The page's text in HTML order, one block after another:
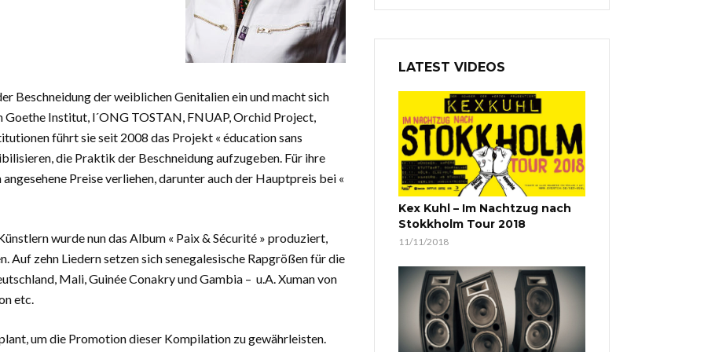
Beschneidung der weiblichen Genitalien ein und macht sich
Institut, l´ONG TOSTAN, FNUAP, Orchid Project,
führt sie seit 2008 das Projekt « éducation sans
die Praktik der Beschneidung aufzugeben. Für ihre
Preise verliehen, darunter auch der Hauptpreis bei «
wurde nun das Album « Paix & Sécurité » produziert,
Auf zehn Liedern setzen sich senegalesische Rapgrößen für die
Mali, Guinée Conakry und Gambia – u.A. Xuman von
etc.
um die Promotion dieser Kompilation zu gewährleisten.
LATEST VIDEOS
Kex Kuhl – Im Nachtzug nach
Stokkholm Tour 2018
11/11/2018